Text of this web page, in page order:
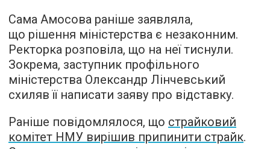
Сама Амосова раніше заявляла,
що рішення міністерства є незаконним.
Ректорка розповіла, що на неї тиснули.
Зокрема, заступник профільного
міністерства Олександр Лінчевський
схиляв її написати заяву про відставку.
Раніше повідомлялося, що страйковий
комітет НМУ вирішив припинити страйк.